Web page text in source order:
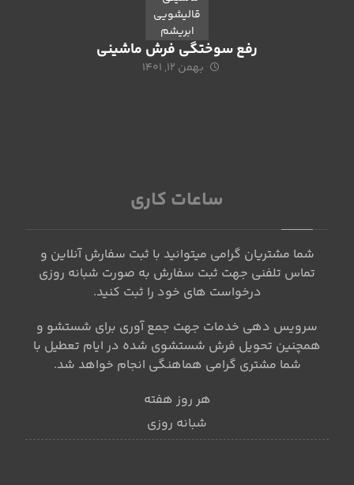
رفع سوختگی فرش ماشینی
بهمن ۱۲, ۱۴۰۱
ساعات کاری
شما مشتریان گرامی میتوانید با ثبت سفارش آنلاین و
تماس تلفنی جهت ثبت سفارش به صورت شبانه روزی
درخواست های خود را ثبت کنید.
سرویس دهی خدمات جهت جمع آوری برای شستشو و
همچنین تحویل فرش شستشوی شده در ایام تعطیل با
شما مشتری گرامی هماهنگی انجام خواهد شد.
هر روز هفته
شبانه روزی